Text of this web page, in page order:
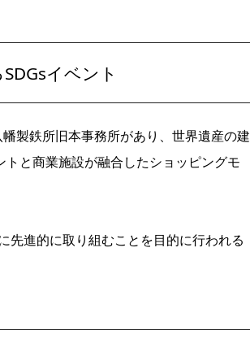
イベント
製鉄所旧本事務所があり、世界遺産の建
と商業施設が融合したショッピングモ
先進的に取り組むことを目的に行われる